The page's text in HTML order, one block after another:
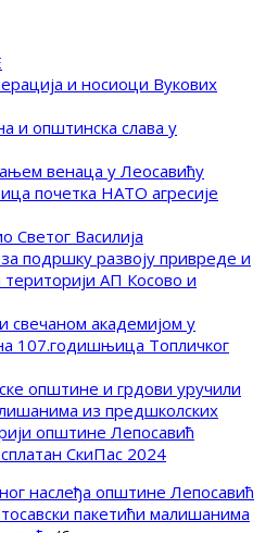
и носиоци Вукових
и општинска слава у
венаца у Леосавићу
почетка НАТО агресије
Светог Василија
подршку развоју привреде и
АП Косово и
свечаном академијом у
107.годишњица Топличког
општине и грдови уручили
из предшколских
општине Лепосавић
СкиПас 2024
пакетићи малишанима